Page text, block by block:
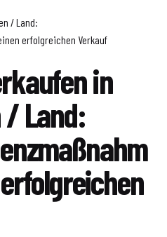
/ Land:
erfolgreichen Verkauf
in
/ Land: